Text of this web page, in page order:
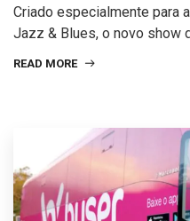
Criado especialmente para
Jazz & Blues, o novo show
READ MORE